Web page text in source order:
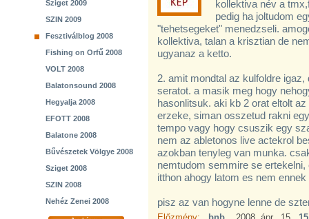
Sziget 2009
SZIN 2009
Fesztiválblog 2008
Fishing on Orfű 2008
VOLT 2008
Balatonsound 2008
Hegyalja 2008
EFOTT 2008
Balatone 2008
Bűvészetek Völgye 2008
Sziget 2008
SZIN 2008
Nehéz Zenei 2008
kollektiva név a
pedig ha joltudom
"tehetsegeket" menedzseli.
kollektiva, talan a krisztian de
ugyanaz a ketto.
2. amit mondtal az kulfoldre
seratot. a masik meg hogy
hasonlitsuk. aki kb 2 orat eltolt
erzeke, siman osszetud rakni
tempo vagy hogy csuszik egy
nem az abletonos live actekrol
azokban tenyleg van munka.
nemtudom semmire se
itthon ahogy latom es nem
pisz az van hogyne lenne de